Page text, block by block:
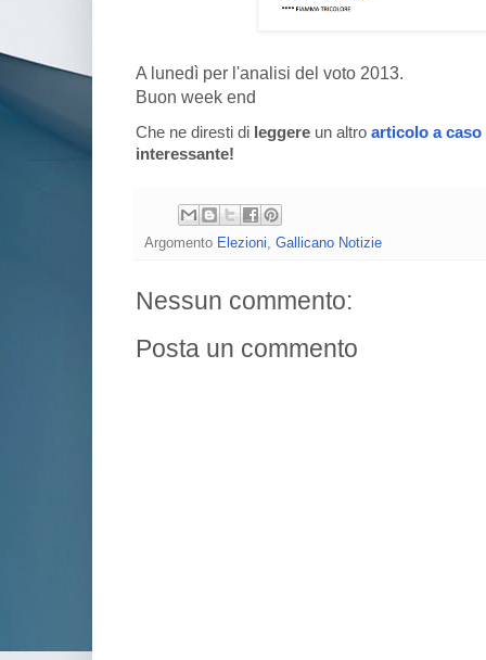
A lunedì per l'analisi del voto 2013.
Buon week end
Che ne diresti di leggere un altro articolo a caso
interessante!
Argomento Elezioni Gallicano Notizie
Nessun commento:
Posta un commento